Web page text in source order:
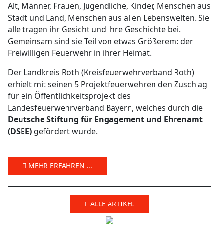
Alt, Männer, Frauen, Jugendliche, Kinder, Menschen aus
Stadt und Land, Menschen aus allen Lebenswelten. Sie
alle tragen ihr Gesicht und ihre Geschichte bei.
Gemeinsam sind sie Teil von etwas Größerem: der
Freiwilligen Feuerwehr in ihrer Heimat.
Der Landkreis Roth (Kreisfeuerwehrverband Roth)
erhielt mit seinen 5 Projektfeuerwehren den Zuschlag
für ein Öffentlichkeitsprojekt des
Landesfeuerwehrverband Bayern, welches durch die
Deutsche Stiftung für Engagement und Ehrenamt
(DSEE) gefördert wurde.
MEHR ERFAHREN ...
ALLE ARTIKEL